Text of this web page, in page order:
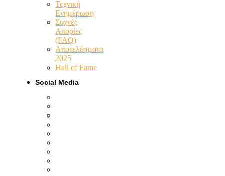
Τεχνική
Ενημέρωση
Συχνές
Απορίες
(FAQ)
Αποτελέσματα
2025
Hall of Fame
Social Media